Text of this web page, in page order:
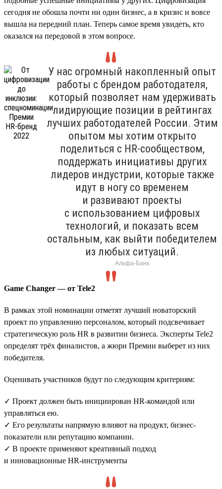
сегодня не обошла почти ни один бизнес, а в кризис и вовсе
вышла на передний план. Теперь самое время увидеть, кто
оказался на передовой в этом вопросе.
У нас огромный накопленный опыт
работы с брендом работодателя,
который позволяет нам удерживать
лидирующие позиции в рейтингах
лучших работодателей России. Этим
опытом мы хотим открыто
поделиться с HR-сообществом,
поддержать инициативы других
лидеров индустрии, которые также
идут в ногу со временем
и развивают проекты
с использованием цифровых
технологий, и показать всем
остальным, как выйти победителем
из любых ситуаций.
Альфа-Банк
Game Changer — от Tele2
В рамках этой номинации отметят лучший новаторский
проект по управлению персоналом, который подсвечивает
стратегическую роль HR в развитии бизнеса. Эксперты Tele2
определят трёх финалистов, а жюри Премии выберет из них
победителя.
Оценивать участников будут по следующим критериям:
✓ Проект должен быть инициирован HR-командой или
управляться ею.
✓ Его результаты напрямую влияют на продукт, бизнес-
показатели или репутацию компании.
✓ В проекте применяют креативный подход
и инновационные HR-инструменты